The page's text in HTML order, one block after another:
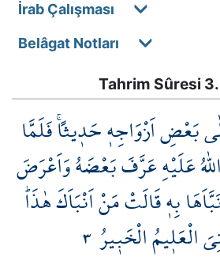
İrab Çalışması
Belâgat Notları
Tahrim Sûresi
بَعْضِ اَزْوَاجِه۪ حَد۪يثاًۚ فَلَمَّا
عَلَيْهِ عَرَّفَ بَعْضَهُ وَاَعْرَضَ
بِه۪ قَالَتْ مَنْ اَنْبَاَكَ هٰذَاۜ
الْعَل۪يمُ الْخَب۪يرُ٣